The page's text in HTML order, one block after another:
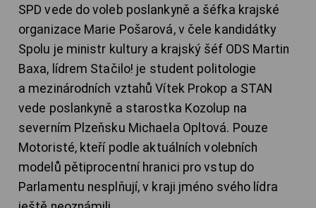
SPD vede do voleb poslankyně a šéfka krajské
organizace Marie Pošarová, v čele kandidátky
Spolu je ministr kultury a krajský šéf ODS Martin
Baxa, lídrem Stačilo! je student politologie
a mezinárodních vztahů Vítek Prokop a STAN
vede poslankyně a starostka Kozolup na
severním Plzeňsku Michaela Opltová. Pouze
Motoristé, kteří podle aktuálních volebních
modelů pětiprocentní hranici pro vstup do
Parlamentu nesplňují, v kraji jméno svého lídra